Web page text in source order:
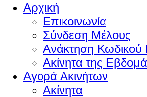
Αρχική
Επικοινωνία
Σύνδεση Μέλους
Ανάκτηση
Ακίνητα της
Αγορά Ακινήτων
Ακίνητα